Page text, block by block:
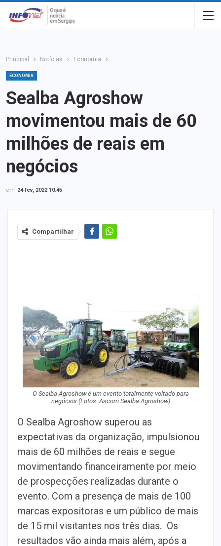
Principal Notícias Economia
ECONOMIA
Sealba Agroshow
movimentou mais de 60
milhões de reais em
negócios
em 24 fev, 2022 10:45
Compartilhar
O Sealba Agroshow é um evento totalmente voltado para
negócios (Fotos: Ascom Sealba Agroshow)
O Sealba Agroshow superou as
expectativas da organização, impulsionou
mais de 60 milhões de reais e segue
movimentando financeiramente por meio
de prospecções realizadas durante o
evento. Com a presença de mais de 100
marcas expositoras e um público de mais
de 15 mil visitantes nos três dias. Os
resultados vão ainda mais além, após a